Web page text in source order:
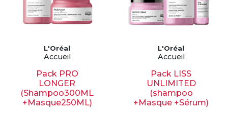
L'Oréal
Accueil
Pack PRO
LONGER
(Shampoo300ML
+Masque250ML)
L'Oréal
Accueil
Pack LISS
UNLIMITED
(shampoo
+Masque +Sérum)